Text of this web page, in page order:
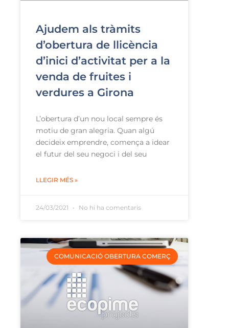
Ajudem als tràmits
d’obertura de llicència
d’inici d’activitat per a la
venda de fruites i
verdures a Girona
L’obertura d’un nou local sempre és
motiu de gran alegria. Quan algú
decideix emprendre, comença a idear
el futur del seu negoci i del seu
LLEGIR MÉS »
24/03/2021 No hi ha comentaris
COMUNICACIÓ OBERTURA COMERÇ